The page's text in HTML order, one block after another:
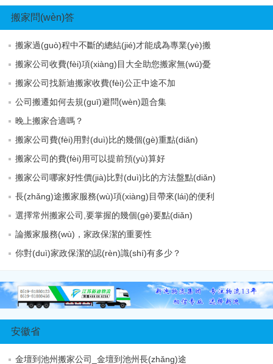
搬家問(wèn)答
搬家過(guò)程中不斷的總結(jié)才能成為專業(yè)搬
搬家公司收費(fèi)項(xiàng)目大全助您搬家無(wú)憂
搬家公司找新迪搬家收費(fèi)公正中途不加
公司搬遷如何去規(guī)避問(wèn)題合集
晚上搬家合適嗎？
搬家公司費(fèi)用對(duì)比的幾個(gè)重點(diǎn)
搬家公司的費(fèi)用可以提前預(yù)算好
搬家公司哪家好性價(jià)比對(duì)比的方法盤點(diǎn)
長(zhǎng)途搬家服務(wù)項(xiàng)目帶來(lái)的便利
選擇常州搬家公司,要掌握的幾個(gè)要點(diǎn)
論搬家服務(wù)，家政保潔的重要性
你對(duì)家政保潔的認(rèn)識(shí)有多少？
安徽省
金壇到池州搬家公司_金壇到池州長(zhǎng)途